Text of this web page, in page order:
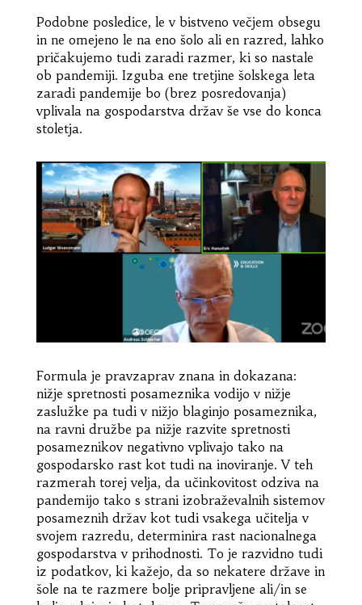
Podobne posledice, le v bistveno večjem obsegu
in ne omejeno le na eno šolo ali en razred, lahko
pričakujemo tudi zaradi razmer, ki so nastale
ob pandemiji. Izguba ene tretjine šolskega leta
zaradi pandemije bo (brez posredovanja)
vplivala na gospodarstva držav še vse do konca
stoletja.
Formula je pravzaprav znana in dokazana:
nižje spretnosti posameznika vodijo v nižje
zaslužke pa tudi v nižjo blaginjo posameznika,
na ravni družbe pa nižje razvite spretnosti
posameznikov negativno vplivajo tako na
gospodarsko rast kot tudi na inoviranje. V teh
razmerah torej velja, da učinkovitost odziva na
pandemijo tako s strani izobraževalnih sistemov
posameznih držav kot tudi vsakega učitelja v
svojem razredu, determinira rast nacionalnega
gospodarstva v prihodnosti. To je razvidno tudi
iz podatkov, ki kažejo, da so nekatere države in
šole na te razmere bolje pripravljene ali/in se